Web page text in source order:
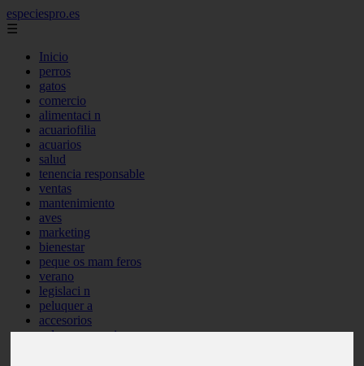
especiespro.es
☰
Inicio
perros
gatos
comercio
alimentaci n
acuariofilia
acuarios
salud
tenencia responsable
ventas
mantenimiento
aves
marketing
bienestar
peque os mam feros
verano
legislaci n
peluquer a
accesorios
peluquer a canina